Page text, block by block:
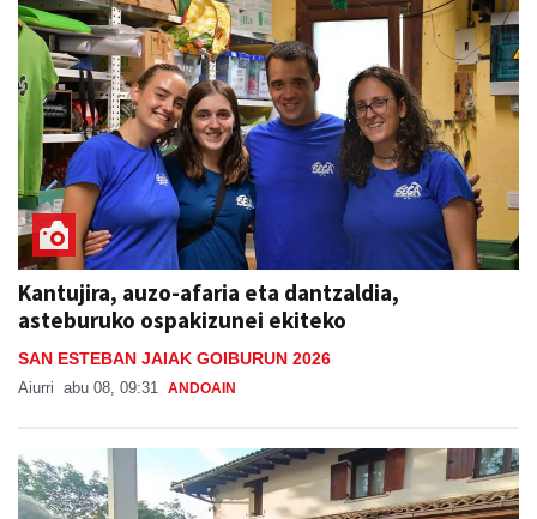
Kantujira, auzo-afaria eta dantzaldia,
asteburuko ospakizunei ekiteko
SAN ESTEBAN JAIAK GOIBURUN 2026
Aiurri abu 08, 09:31 ANDOAIN